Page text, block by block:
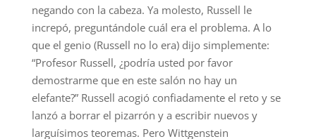
negando con la cabeza. Ya molesto, Russell le
increpó, preguntándole cuál era el problema. A lo
que el genio (Russell no lo era) dijo simplemente:
“Profesor Russell, ¿podría usted por favor
demostrarme que en este salón no hay un
elefante?” Russell acogió confiadamente el reto y se
lanzó a borrar el pizarrón y a escribir nuevos y
larguísimos teoremas. Pero Wittgenstein